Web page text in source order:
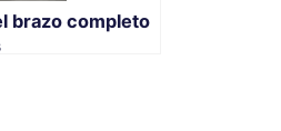
brazo completo